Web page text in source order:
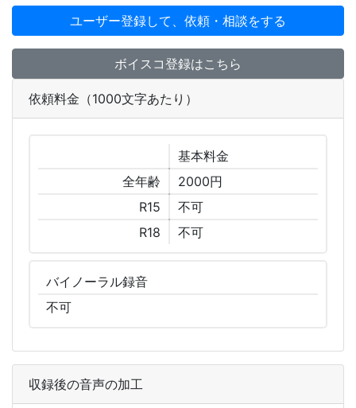
ユーザー登録して、依頼・相談をする
ボイスコ登録はこちら
依頼料金（1000文字あたり）
基本料金
全年齢
2000円
R15
不可
R18
不可
バイノーラル録音
不可
収録後の音声の加工